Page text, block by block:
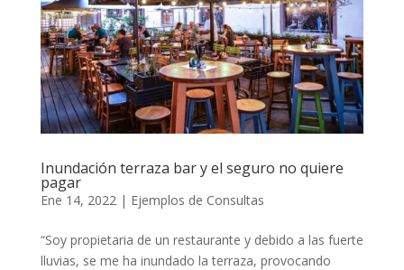
Inundación terraza bar y el seguro no quiere
pagar
Ene 14, 2022 | Ejemplos de Consultas
“Soy propietaria de un restaurante y debido a las fuerte
lluvias, se me ha inundado la terraza, provocando